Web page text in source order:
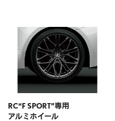
RC“F SPORT”専用
アルミホイール